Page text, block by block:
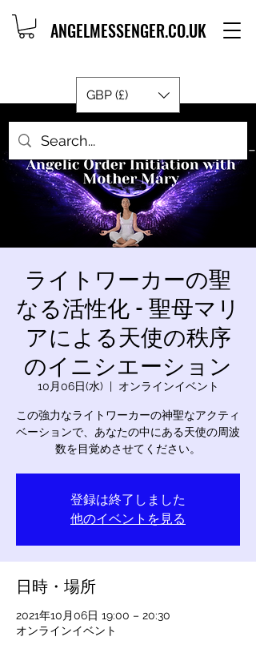
ANGELMESSENGER.CO.UK
GBP (£)
ライトワーカーの聖
なる活性化 - 聖母マリ
アによる天使の秩序
のイニシエーション
10月06日(水)
  |
オンラインイベント
この強力なライトワーカーの神聖なアクティ
ベーションで、あなたの中にある天使の周波
数を目覚めさせてください。
登録は終了しました
他のイベントを見る
日時・場所
2021年10月06日 19:00 – 20:30
オンラインイベント